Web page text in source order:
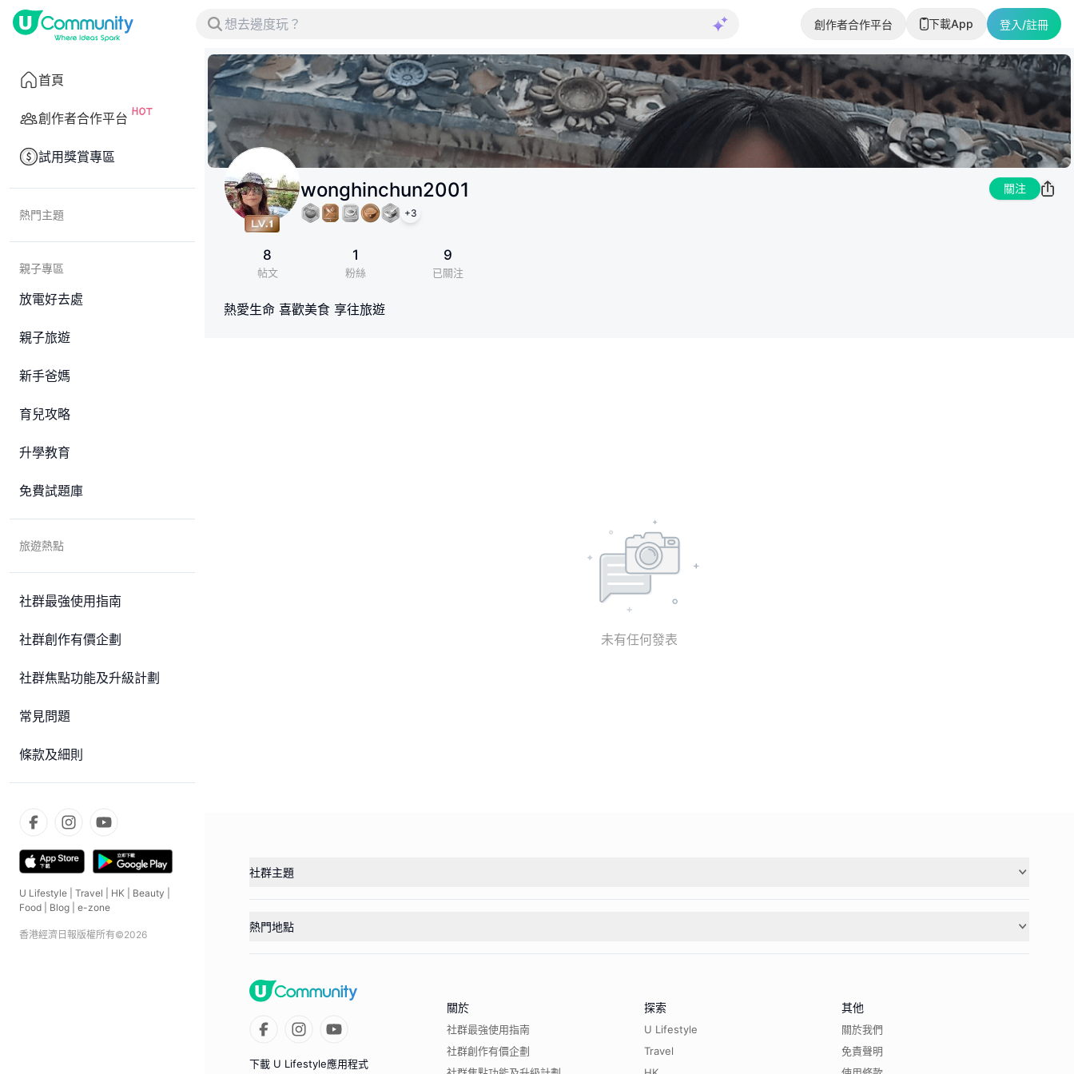
創作者合作平台 下載App 登入/註冊
首頁
創作者合作平台
試用獎賞專區
熱門主題
親子專區
放電好去處
親子旅遊
新手爸媽
育兒攻略
升學教育
免費試題庫
旅遊熱點
社群最強使用指南
社群創作有價企劃
社群焦點功能及升級計劃
常見問題
條款及細則
U Lifestyle Travel HK Beauty
Food
Blog e-zone
香港經濟日報版權所有©2026
wonghinchun2001
+3
關注
8
帖文
1
粉絲
9
已關注
熱愛生命 喜歡美食 享往旅遊
未有任何發表
社群主題
熱門地點
下載 U Lifestyle應用程式
關於
社群最強使用指南
社群創作有價企劃
探索
U Lifestyle
Travel
其他
關於我們
免責聲明